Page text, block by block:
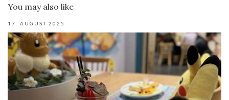
You may also like
17. AUGUST 2025